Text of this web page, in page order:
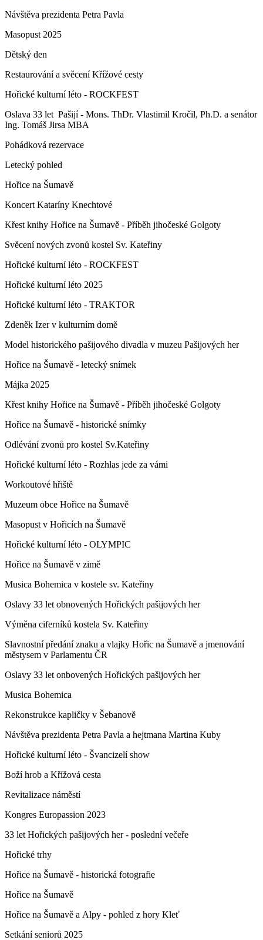
Návštěva prezidenta Petra Pavla
Masopust 2025
Dětský den
Restaurování a svěcení Křížové cesty
Hořické kulturní léto - ROCKFEST
Oslava 33 let Pašijí - Mons. ThDr. Vlastimil Kročil, Ph.D. a senátor
Ing. Tomáš Jirsa MBA
Pohádková rezervace
Letecký pohled
Hořice na Šumavě
Koncert Kataríny Knechtové
Křest knihy Hořice na Šumavě - Příběh jihočeské Golgoty
Svěcení nových zvonů kostel Sv. Kateřiny
Hořické kulturní léto - ROCKFEST
Hořické kulturní léto 2025
Hořické kulturní léto - TRAKTOR
Zdeněk Izer v kulturním domě
Model historického pašijového divadla v muzeu Pašijových her
Hořice na Šumavě - letecký snímek
Májka 2025
Křest knihy Hořice na Šumavě - Příběh jihočeské Golgoty
Hořice na Šumavě - historické snímky
Odlévání zvonů pro kostel Sv.Kateřiny
Hořické kulturní léto - Rozhlas jede za vámi
Workoutové hřiště
Muzeum obce Hořice na Šumavě
Masopust v Hořicích na Šumavě
Hořické kulturní léto - OLYMPIC
Hořice na Šumavě v zimě
Musica Bohemica v kostele sv. Kateřiny
Oslavy 33 let obnovených Hořických pašijových her
Výměna ciferníků kostela Sv. Kateřiny
Slavnostní předání znaku a vlajky Hořic na Šumavě a jmenování
městysem v Parlamentu ČR
Oslavy 33 let onbovených Hořických pašijových her
Musica Bohemica
Rekonstrukce kapličky v Šebanově
Návštěva prezidenta Petra Pavla a hejtmana Martina Kuby
Hořické kulturní léto - Švancizelí show
Boží hrob a Křížová cesta
Revitalizace náměstí
Kongres Europassion 2023
33 let Hořických pašijových her - poslední večeře
Hořické trhy
Hořice na Šumavě - historická fotografie
Hořice na Šumavě
Hořice na Šumavě a Alpy - pohled z hory Kleť
Setkání seniorů 2025